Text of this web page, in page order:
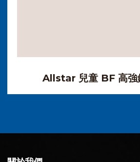
Allstar 兒童 BF 高強